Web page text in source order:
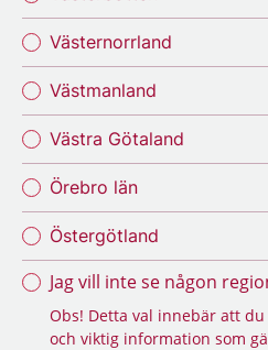
Västernorrland
Västmanland
Västra Götaland
Örebro län
Östergötland
Jag vill inte se någon
Obs! Detta val innebär att
och viktig information som